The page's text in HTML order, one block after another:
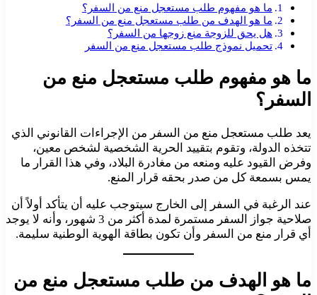
ما هو مفهوم طلب مستعجل منع من السفر؟
ما هو الهدف من طلب مستعجل منع من السفر؟
هل يحق للزوجة منع زوجها من السفر؟
تحميل نموذج طلب مستعجل منع من السفر
ما هو مفهوم طلب مستعجل منع من
السفر؟
يعد طلب مستعجل منع من السفر من الإجراءات القانوني الذي
تتخذه الدولة، وتقوم بتقييد الحرية الشخصية لشخص معين،
وفرض القيود عليه ومنعه من مغادرة البلاد، وفي هذا القرار ما
يمس بسمعة كل من صدر بحقه قرار المنع.
عند الرغبة في السفر إلى الخارج سيتوجب عليه أن يتأكد أولاً أن
صلاحية جواز السفر مستمرة لمدة أكثر من 3 شهور، وأنه لا يوجد
أي قرار منع من السفر وأن تكون بطاقة الهوية الوطنية سليمة.
ما هو الهدف من طلب مستعجل منع من